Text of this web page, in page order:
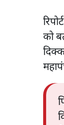
को